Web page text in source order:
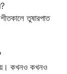
তুষারপাত
হয়। কখনও কখনও